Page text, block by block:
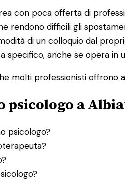
con poca offerta di
rendono difficili gli
di un colloquio dal
specifico, anche se opera in
molti professionisti
psicologo a
psicologo?